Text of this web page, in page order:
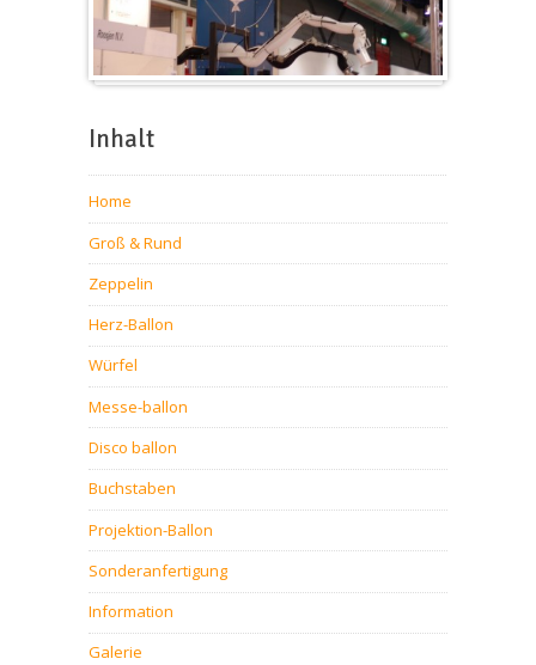
Inhalt
Home
Groß & Rund
Zeppelin
Herz-Ballon
Würfel
Messe-ballon
Disco ballon
Buchstaben
Projektion-Ballon
Sonderanfertigung
Information
Galerie